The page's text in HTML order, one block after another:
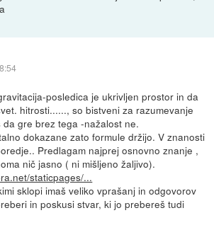
posledica je ukrivljen prostor in da
hitrosti......, so bistveni za razumevanje
gre brez tega -nažalost ne.
dokazane zato formule držijo. V znanosti
Predlagam najprej osnovno znanje ,
nič jasno ( ni mišljeno žaljivo).
staticpages/...
sklopi imaš veliko vprašanj in odgovorov
in poskusi stvar, ki jo prebereš tudi